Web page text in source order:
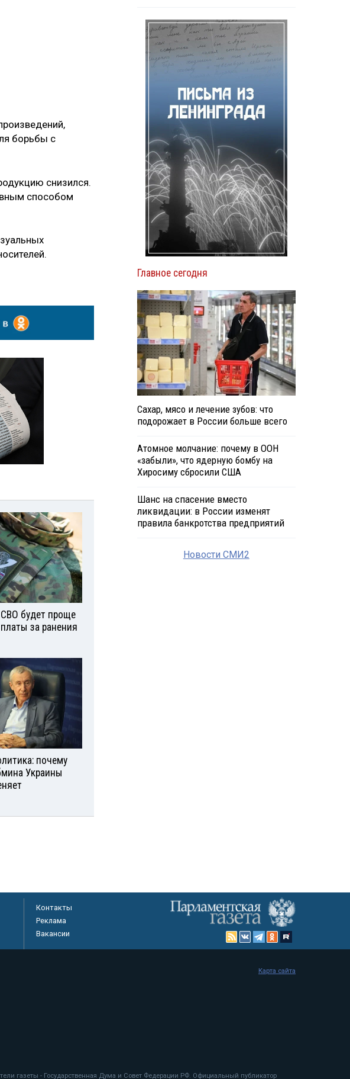
борьбы с
снизился.
способом
будет проще
за ранения
почему
Украины
Главное сегодня
Сахар, мясо и лечение зубов: что
подорожает в России больше всего
Атомное молчание: почему в ООН
«забыли», что ядерную бомбу на
Хиросиму сбросили США
Шанс на спасение вместо
ликвидации: в России изменят
правила банкротства предприятий
Новости СМИ2
Контакты
Реклама
Вакансии
газеты - Государственная Дума и Совет Федерации РФ. Официальный публикатор
Карта сайта